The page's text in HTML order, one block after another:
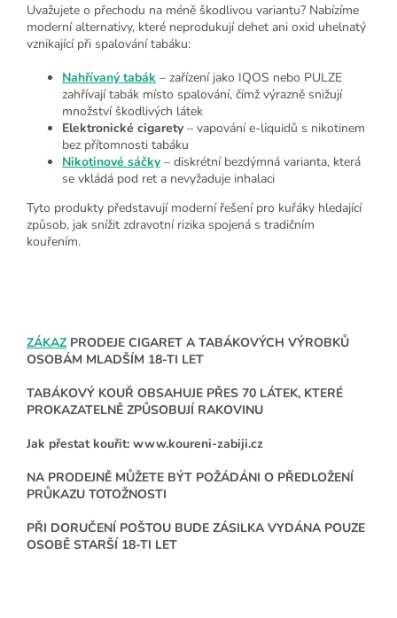
Uvažujete o přechodu na méně škodlivou variantu? Nabízíme
moderní alternativy, které neprodukují dehet ani oxid uhelnatý
vznikající při spalování tabáku:
Nahřívaný tabák – zařízení jako IQOS nebo PULZE
zahřívají tabák místo spalování, čímž výrazně snižují
množství škodlivých látek
Elektronické cigarety – vapování e-liquidů s nikotinem
bez přítomnosti tabáku
Nikotinové sáčky – diskrétní bezdýmná varianta, která
se vkládá pod ret a nevyžaduje inhalaci
Tyto produkty představují moderní řešení pro kuřáky hledající
způsob, jak snížit zdravotní rizika spojená s tradičním
kouřením.
ZÁKAZPRODEJE CIGARET A TABÁKOVÝCH VÝROBKŮ
OSOBÁM MLADŠÍM 18-TI LET
TABÁKOVÝ KOUŘ OBSAHUJE PŘES 70 LÁTEK, KTERÉ
PROKAZATELNĚ ZPŮSOBUJÍ RAKOVINU
Jak přestat kouřit: www.koureni-zabiji.cz
NA PRODEJNĚ MŮŽETE BÝT POŽÁDÁNI O PŘEDLOŽENÍ
PRŮKAZU TOTOŽNOSTI
PŘI DORUČENÍ POŠTOU BUDE ZÁSILKA VYDÁNA POUZE
OSOBĚ STARŠÍ 18-TI LET